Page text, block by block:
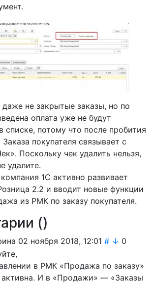
не закрытые заказы, но по
оплата уже не будут
списке, потому что после пробития
покупателя связывает с
Поскольку чек удалить нельзя,
удалите.
1С активно развивает
2.2 и вводит новые функции
из РМК по заказу покупателя.
()
02 ноября 2018, 12:01 # ↓ 0
в РМК «Продажа по заказу»
активна. И в «Продажи» — «Заказы